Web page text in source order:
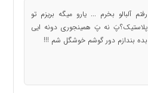
رفتم آلبالو بخرم ... یارو میگه بریزم تو
پلاستیک؟پَ نه پَ همینجوری دونه ایی
بده بندازم دور گوشم خوشگل شم !!!